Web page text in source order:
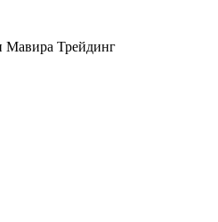
Мавира Трейдинг